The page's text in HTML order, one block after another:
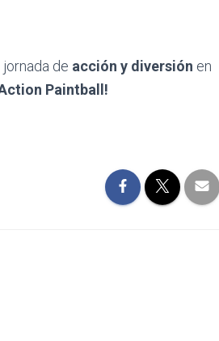
de acción y diversión en
Paintball!